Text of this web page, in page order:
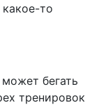
то
бегать
тренировок